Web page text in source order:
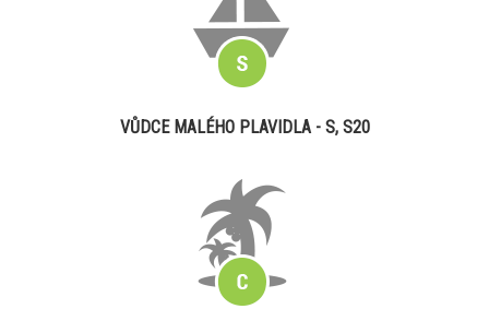
VŮDCE MALÉHO PLAVIDLA - S, S20